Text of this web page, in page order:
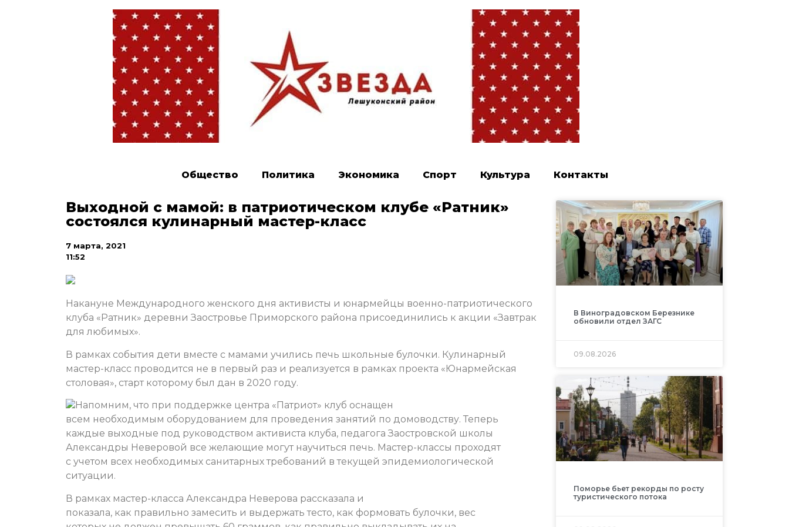
Общество Политика Экономика Спорт Культура Контакты
Выходной с мамой: в патриотическом клубе «Ратник»
состоялся кулинарный мастер-класс
7 марта, 2021
11:52
Накануне Международного женского дня активисты и юнармейцы военно-патриотического
клуба «Ратник» деревни Заостровье Приморского района присоединились к акции «Завтрак
для любимых».
В рамках события дети вместе с мамами учились печь школьные булочки. Кулинарный
мастер-класс проводится не в первый раз и реализуется в рамках проекта «Юнармейская
столовая», старт которому был дан в 2020 году.
Напомним, что при поддержке центра «Патриот» клуб оснащен
всем необходимым оборудованием для проведения занятий по домоводству. Теперь
каждые выходные под руководством активиста клуба, педагога Заостровской школы
Александры Неверовой все желающие могут научиться печь. Мастер-классы проходят
с учетом всех необходимых санитарных требований в текущей эпидемиологической
ситуации.
В рамках мастер-класса Александра Неверова рассказала и
показала, как правильно замесить и выдержать тесто, как формовать булочки, вес
В Виноградовском Березнике
обновили отдел ЗАГС
09.08.2026
Поморье бьет рекорды по росту
туристического потока